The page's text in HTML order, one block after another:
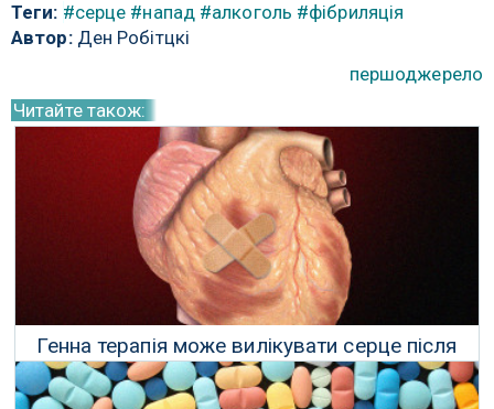
Теги: #серце #напад #алкоголь #фібриляція
Автор:Ден Робітцкі
першоджерело
Читайте також:
Генна терапія може вилікувати серце після
серцевого нападу